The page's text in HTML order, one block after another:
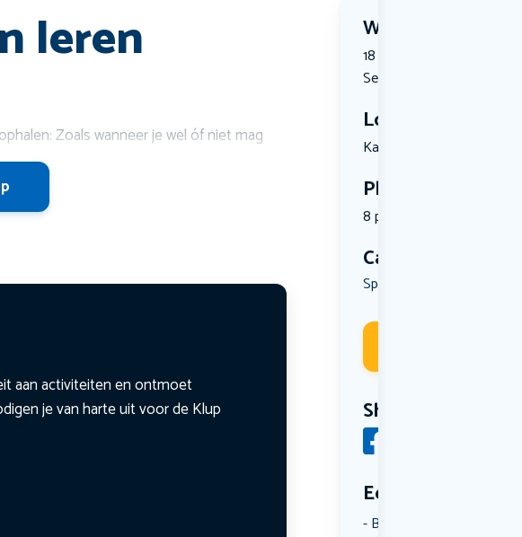
leren Wanneer?
18 September 2026 |
September 2026 | 12:00
Locatie
Kaarder 10...
Plekken
8 plekken beschikbaar
Categorie
Spel
Share
Een aantal
Borrelen
Zoals wanneer je wel óf niet mag
aan activiteiten en ontmoet
je van harte uit voor de Klup